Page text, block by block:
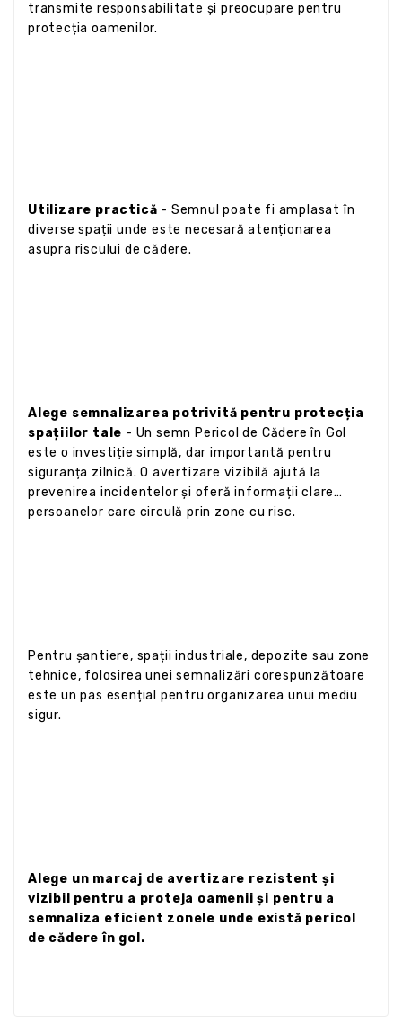
transmite responsabilitate și preocupare pentru
protecția oamenilor.
Utilizare practică - Semnul poate fi amplasat în
diverse spații unde este necesară atenționarea
asupra riscului de cădere.
Alege semnalizarea potrivită pentru protecția
spațiilor tale - Un semn Pericol de Cădere în Gol
este o investiție simplă, dar importantă pentru
siguranța zilnică. O avertizare vizibilă ajută la
prevenirea incidentelor și oferă informații clare
persoanelor care circulă prin zone cu risc.
Pentru șantiere, spații industriale, depozite sau zone
tehnice, folosirea unei semnalizări corespunzătoare
este un pas esențial pentru organizarea unui mediu
sigur.
Alege un marcaj de avertizare rezistent și
vizibil pentru a proteja oamenii și pentru a
semnaliza eficient zonele unde există pericol
de cădere în gol.